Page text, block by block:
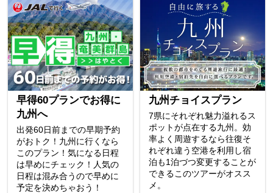
早得60プランでお得に
九州へ
出発60日前までの早期予約
がおトク！九州に行くなら
このプラン！気になる日程
は早めにチェック！人気の
日程は混み合うので早めに
予定を決めちゃおう！
九州チョイスプラン
7県にそれぞれ魅力溢れるス
ポットが点在する九州。効
率よく周遊するなら往復そ
れぞれ違う空港を利用し宿
泊も1泊づつ変更することが
できるこのツアーがオスス
メ。